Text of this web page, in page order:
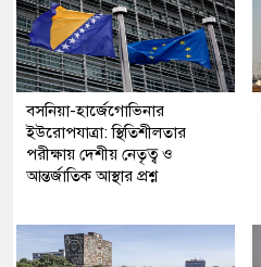
বসনিয়া-হার্জেগোভিনার
ইউরোপযাত্রা: স্থিতিশীলতার
পরীক্ষায় দেশীয় নেতৃত্ব ও
আন্তর্জাতিক আস্থার প্রশ্ন